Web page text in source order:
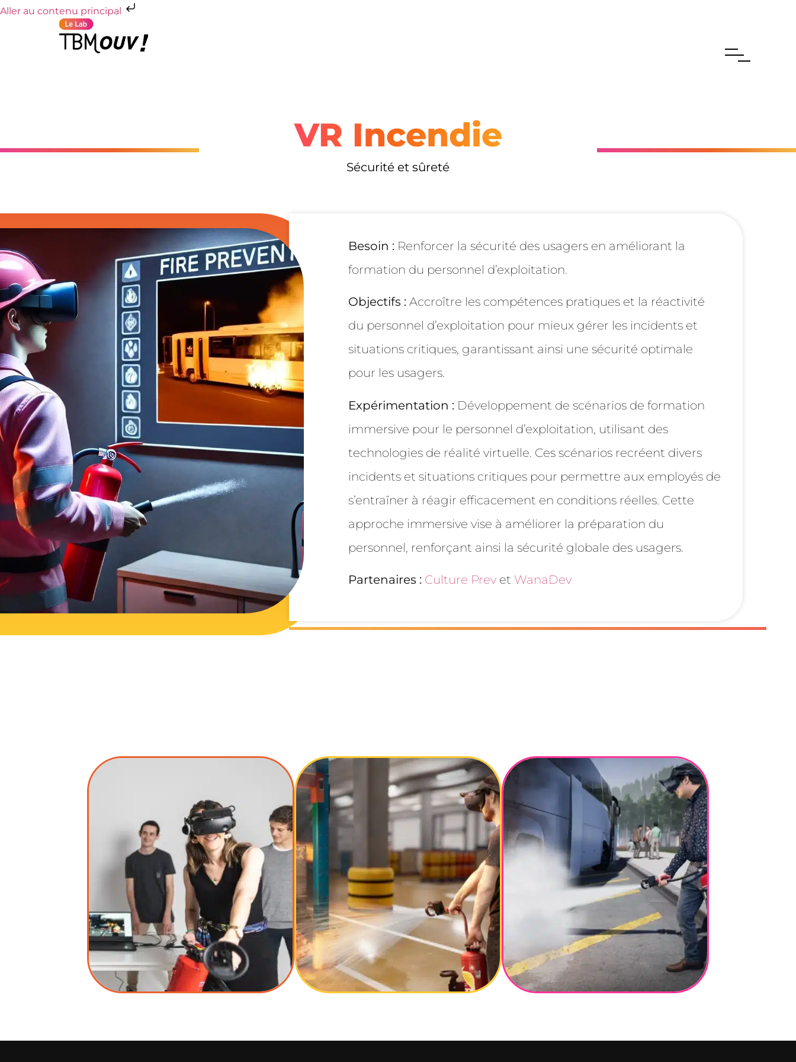
Aller au contenu principal
VR Incendie
Sécurité et sûreté
Besoin : Renforcer la sécurité des usagers en améliorant la
formation du personnel d’exploitation.
Objectifs : Accroître les compétences pratiques et la réactivité
du personnel d’exploitation pour mieux gérer les incidents et
situations critiques, garantissant ainsi une sécurité optimale
pour les usagers.
Expérimentation : Développement de scénarios de formation
immersive pour le personnel d’exploitation, utilisant des
technologies de réalité virtuelle. Ces scénarios recréent divers
incidents et situations critiques pour permettre aux employés de
s’entraîner à réagir efficacement en conditions réelles. Cette
approche immersive vise à améliorer la préparation du
personnel, renforçant ainsi la sécurité globale des usagers.
Partenaires : Culture Prevet WanaDev